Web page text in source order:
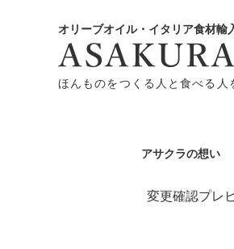
オリーブオイル・イタリア食材輸
ほんものをつくる人と食べる人
アサクラの想い
変更確認プレ